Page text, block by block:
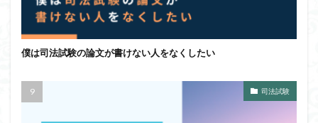
僕は司法試験の論文が書けない人をなくしたい
司法試験